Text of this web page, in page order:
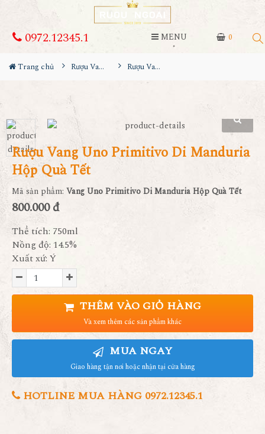
0
0972.12345.1 MENU
Trang chủ Rượu Vang Hộp Quà Rượu Vang Uno Primitivo Di Manduria Hộp Quà Tết
Rượu Vang Uno Primitivo Di Manduria
Hộp Quà Tết
Mã sản phẩm: Vang Uno Primitivo Di Manduria Hộp Quà Tết
800.000 đ
Thể tích: 750ml
Nồng độ: 14.5%
Xuất xứ: Ý
THÊM VÀO GIỎ HÀNG
Và xem thêm các sản phẩm khác
MUA NGAY
Giao hàng tận nơi hoặc nhận tại cửa hàng
HOTLINE MUA HÀNG 0972.12345.1